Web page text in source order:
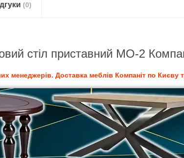
(0)
стіл приставний МО-2
менеджерів. Доставка меблів Компаніт по